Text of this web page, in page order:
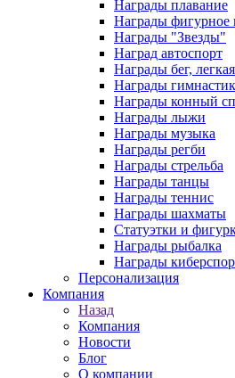
Награды плавание
Награды фигурное
Награды "Звезды"
Наград автоспорт
Награды бег,
Награды
Награды конный
Награды лыжи
Награды музыка
Награды регби
Награды стрельба
Награды танцы
Награды теннис
Награды шахматы
Статуэтки и
Награды рыбалка
Награды
Персонализация
Компания
Назад
Компания
Новости
Блог
О компании